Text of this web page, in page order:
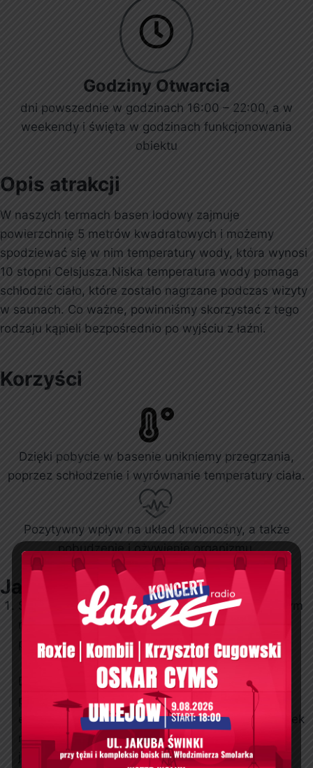
Godziny Otwarcia
dni powszednie w godzinach 16:00 – 22:00, a w
weekendy i święta w godzinach funkcjonowania
obiektu
Opis atrakcji
W naszych termach basen lodowy zajmuje
powierzchnię 5 metrów kwadratowych i możemy
spodziewać się w nim temperatury wody, która wynosi
10 stopni Celsjusza.Niska temperatura wody pomaga
schłodzić ciało, które zostało nagrzane podczas wizyty
w saunach. Co ważne, powinniśmy skorzystać z tego
rodzaju kąpieli bezpośrednio po wyjściu z łaźni.
Korzyści
Dzięki pobycie w basenie unikniemy przegrzania,
poprzez schłodzenie i wyrównanie temperatury ciała.
Pozytywny wpływ na układ krwionośny, a także
pobudzenie i ożywienie organizmu.
Jak korzystać?
Schładzanie się, powinno być rytuałem kończącym
naszą wizytę w saunie, stanowi moment
przywrócenia ciała do stanu wyjściowego.
Dlaczego to takie ważne? Ponieważ w czasie
pobytu w saunie wystawiamy nasz organizm na
ekstremalny wysiłek. Mimo że wspomniany wysiłek
ma wiele pozytywnych aspektów i jego działanie
jest prozdrowotne to, jednak ciało wymaga